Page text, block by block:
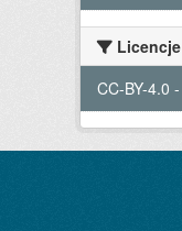
Licencje
CC-BY-4.0 -